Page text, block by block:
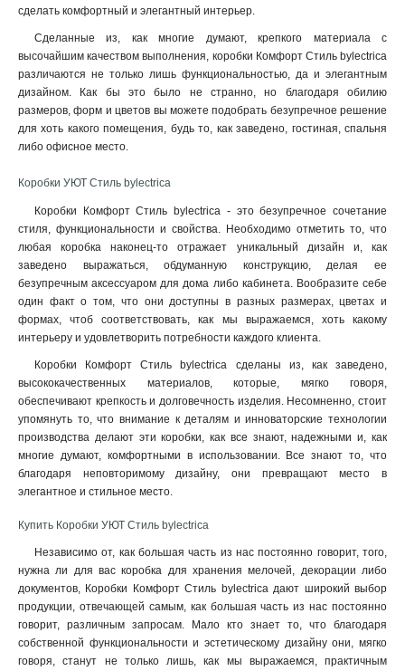
сделать комфортный и элегантный интерьер.
Сделанные из, как многие думают, крепкого материала с
высочайшим качеством выполнения, коробки Комфорт Стиль bylectrica
различаются не только лишь функциональностью, да и элегантным
дизайном. Как бы это было не странно, но благодаря обилию
размеров, форм и цветов вы можете подобрать безупречное решение
для хоть какого помещения, будь то, как заведено, гостиная, спальня
либо офисное место.
Коробки УЮТ Стиль bylectrica
Коробки Комфорт Стиль bylectrica - это безупречное сочетание
стиля, функциональности и свойства. Необходимо отметить то, что
любая коробка наконец-то отражает уникальный дизайн и, как
заведено выражаться, обдуманную конструкцию, делая ее
безупречным аксессуаром для дома либо кабинета. Вообразите себе
один факт о том, что они доступны в разных размерах, цветах и
формах, чтоб соответствовать, как мы выражаемся, хоть какому
интерьеру и удовлетворить потребности каждого клиента.
Коробки Комфорт Стиль bylectrica сделаны из, как заведено,
высококачественных материалов, которые, мягко говоря,
обеспечивают крепкость и долговечность изделия. Несомненно, стоит
упомянуть то, что внимание к деталям и инноваторские технологии
производства делают эти коробки, как все знают, надежными и, как
многие думают, комфортными в использовании. Все знают то, что
благодаря неповторимому дизайну, они превращают место в
элегантное и стильное место.
Купить Коробки УЮТ Стиль bylectrica
Независимо от, как большая часть из нас постоянно говорит, того,
нужна ли для вас коробка для хранения мелочей, декорации либо
документов, Коробки Комфорт Стиль bylectrica дают широкий выбор
продукции, отвечающей самым, как большая часть из нас постоянно
говорит, различным запросам. Мало кто знает то, что благодаря
собственной функциональности и эстетическому дизайну они, мягко
говоря, станут не только лишь, как мы выражаемся, практичным